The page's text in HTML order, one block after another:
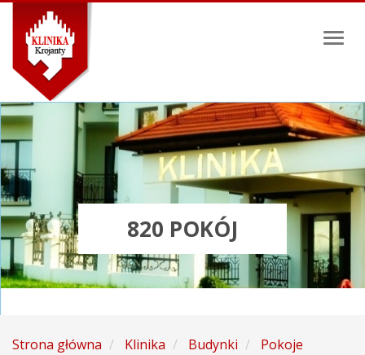
Toggle
820 POKÓJ
Strona główna Klinika Budynki Pokoje